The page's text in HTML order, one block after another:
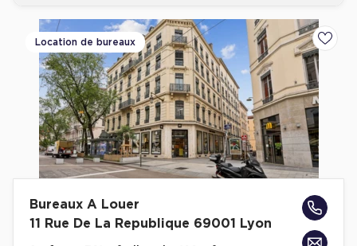
Location de bureaux
Bureaux A Louer
11 Rue De La Republique 69001 Lyon